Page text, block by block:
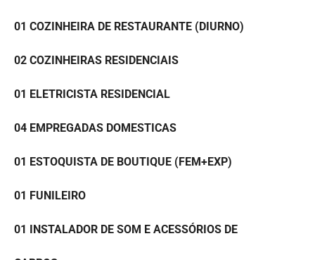
01 COZINHEIRA DE RESTAURANTE (DIURNO)
02 COZINHEIRAS RESIDENCIAIS
01 ELETRICISTA RESIDENCIAL
04 EMPREGADAS DOMESTICAS
01 ESTOQUISTA DE BOUTIQUE (FEM+EXP)
01 FUNILEIRO
01 INSTALADOR DE SOM E ACESSÓRIOS DE